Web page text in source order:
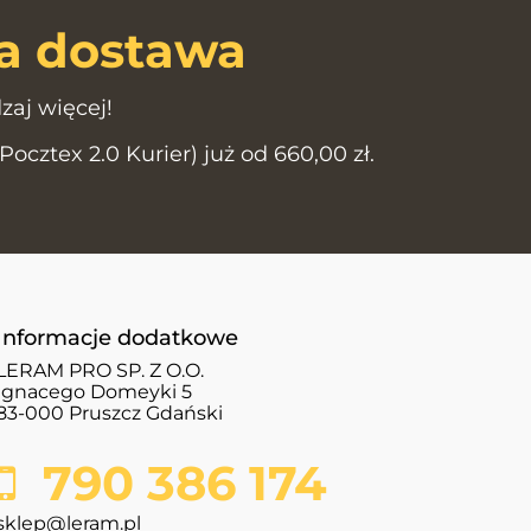
dostawa
więcej!
2.0 Kurier) już od 660,00 zł.
dodatkowe
PRO SP. Z O.O.
Domeyki 5
000 Pruszcz Gdański
790 386 174